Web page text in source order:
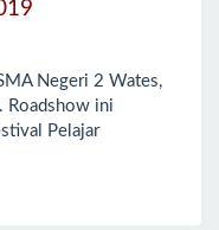
Negeri 2 Wates,
Roadshow ini
Pelajar